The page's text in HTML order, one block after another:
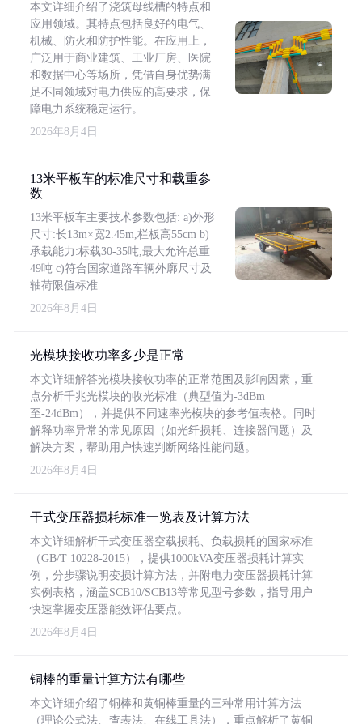
本文详细介绍了浇筑母线槽的特点和
应用领域。其特点包括良好的电气、
机械、防火和防护性能。在应用上，
广泛用于商业建筑、工业厂房、医院
和数据中心等场所，凭借自身优势满
足不同领域对电力供应的高要求，保
障电力系统稳定运行。
2026年8月4日
13米平板车的标准尺寸和载重参
数
13米平板车主要技术参数包括: a)外形
尺寸:长13m×宽2.45m,栏板高55cm b)
承载能力:标载30-35吨,最大允许总重
49吨 c)符合国家道路车辆外廓尺寸及
轴荷限值标准
2026年8月4日
光模块接收功率多少是正常
本文详细解答光模块接收功率的正常范围及影响因素，重
点分析千兆光模块的收光标准（典型值为-3dBm
至-24dBm），并提供不同速率光模块的参考值表格。同时
解释功率异常的常见原因（如光纤损耗、连接器问题）及
解决方案，帮助用户快速判断网络性能问题。
2026年8月4日
干式变压器损耗标准一览表及计算方法
本文详细解析干式变压器空载损耗、负载损耗的国家标准
（GB/T 10228-2015），提供1000kVA变压器损耗计算实
例，分步骤说明变损计算方法，并附电力变压器损耗计算
实例表格，涵盖SCB10/SCB13等常见型号参数，指导用户
快速掌握变压器能效评估要点。
2026年8月4日
铜棒的重量计算方法有哪些
本文详细介绍了铜棒和黄铜棒重量的三种常用计算方法
（理论公式法、查表法、在线工具法），重点解析了黄铜